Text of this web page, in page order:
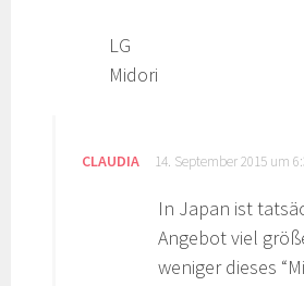
LG
Midori
CLAUDIA 14. September 2015 um
In Japan ist
Angebot viel
weniger dieses